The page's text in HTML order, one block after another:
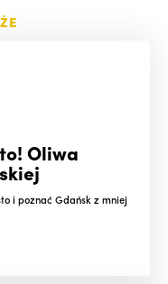
Oliwa
i poznać Gdańsk z mniej